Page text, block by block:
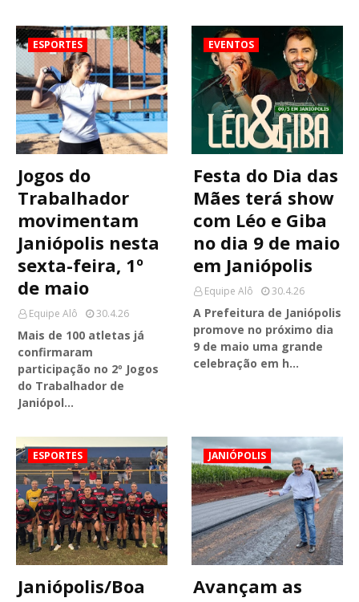
ESPORTES
Jogos do
Trabalhador
movimentam
Janiópolis nesta
sexta-feira, 1º
de maio
Equipe Alô 30.4.26
Mais de 100 atletas já
confirmaram
participação no 2º Jogos
do Trabalhador de
Janiópol…
EVENTOS
Festa do Dia das
Mães terá show
com Léo e Giba
no dia 9 de maio
em Janiópolis
Equipe Alô 30.4.26
A Prefeitura de Janiópolis
promove no próximo dia
9 de maio uma grande
celebração em h…
ESPORTES
Janiópolis/Boa
JANIÓPOLIS
Avançam as